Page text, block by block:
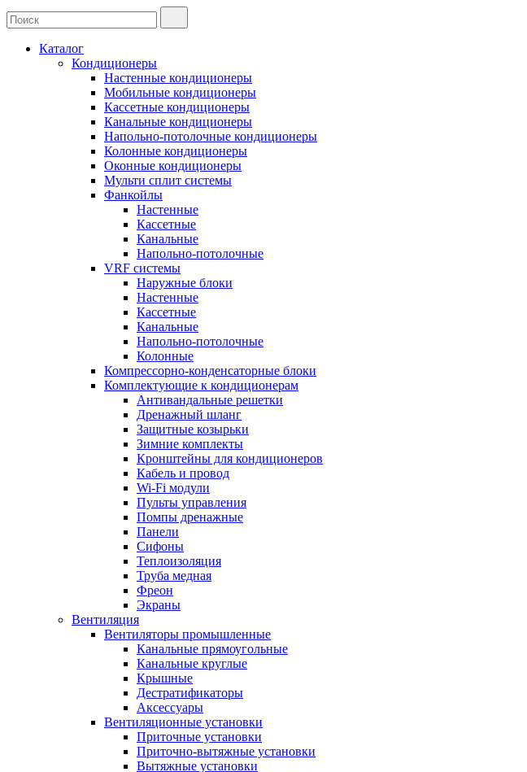
Каталог
Кондиционеры
Настенные кондиционеры
Мобильные кондиционеры
Кассетные кондиционеры
Канальные кондиционеры
Напольно-потолочные кондиционеры
Колонные кондиционеры
Оконные кондиционеры
Мульти сплит системы
Фанкойлы
Настенные
Кассетные
Канальные
Напольно-потолочные
VRF системы
Наружные блоки
Настенные
Кассетные
Канальные
Напольно-потолочные
Колонные
Компрессорно-конденсаторные блоки
Комплектующие к кондиционерам
Антивандальные решетки
Дренажный шланг
Защитные козырьки
Зимние комплекты
Кронштейны для кондиционеров
Кабель и провод
Wi-Fi модули
Пульты управления
Помпы дренажные
Панели
Сифоны
Теплоизоляция
Труба медная
Фреон
Экраны
Вентиляция
Вентиляторы промышленные
Канальные прямоугольные
Канальные круглые
Крышные
Дестратификаторы
Аксессуары
Вентиляционные установки
Приточные установки
Приточно-вытяжные установки
Вытяжные установки